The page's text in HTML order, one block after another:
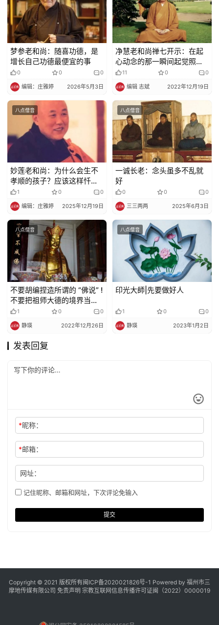
明
梦参老和尚：随喜功德，是
增长自己功德最便宜的事
0 0 0
编辑：庄雅婷 2026年5月3日
净慧老和尚禅七开示：在起
心动念的那一瞬间起觉照，
那就是修行的根本
11 0 0
编辑 志斌 2022年12月19日
八点僧音
妙莲老和尚：为什么会生不
孝顺的孩子？应该这样忏
悔。
1 0 0
编辑：庄雅婷 2025年12月19日
八点僧音
一诚长老：念头虽多不乱就
好
0 0 0
三三两两 2025年6月3日
八点僧音
不要胡编捏造所谓的 “佛说” !
不要把祖师大德的境界当成
自己的境界
1 0 0
静瑛 2022年12月26日
八点僧音
印光大師|先要做好人
1 0 0
静瑛 2023年1月2日
发表回复
*昵称：
*邮箱：
网址：
记住昵称、邮箱和网址，下次评论免输入
提交
Copyright © 2021 版权所有闽ICP备2020021826号-1 Powered by 福州市三
摩地传媒有限公司 免责声明 宗教互联网信息传播许可证闽（2022）0000019